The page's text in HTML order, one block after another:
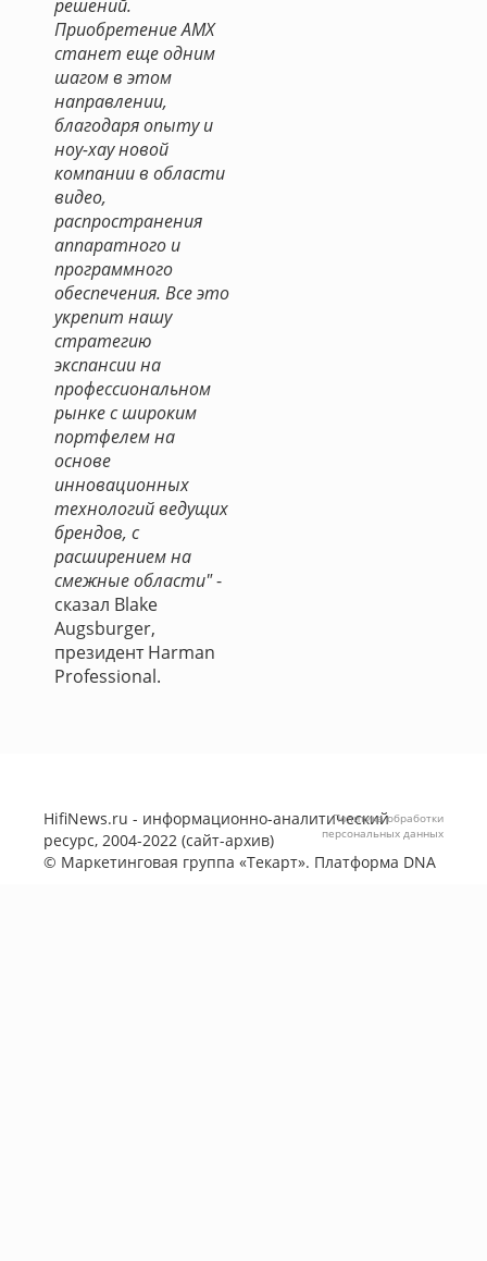
решений.
Приобретение AMX
станет еще одним
шагом в этом
направлении,
благодаря опыту и
ноу-хау новой
компании в области
видео,
распространения
аппаратного и
программного
обеспечения. Все это
укрепит нашу
стратегию
экспансии на
профессиональном
рынке с широким
портфелем на
основе
инновационных
технологий ведущих
брендов, с
расширением на
смежные области"-
сказал Blake
Augsburger,
президент Harman
Professional.
HifiNews.ru - информационно-аналитический
ресурс, 2004-2022 (сайт-архив)
© Маркетинговая группа «Текарт». Платформа DNA
Политика обработки
персональных данных